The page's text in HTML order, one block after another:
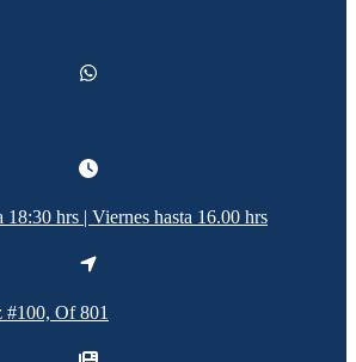
18:30 hrs | Viernes hasta 16.00 hrs
#100, Of 801